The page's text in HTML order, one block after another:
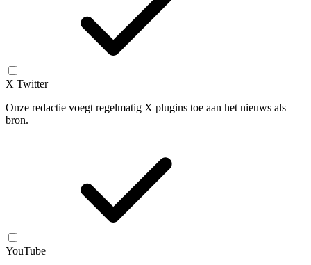
X Twitter
Onze redactie voegt regelmatig X plugins toe aan het nieuws als
bron.
YouTube